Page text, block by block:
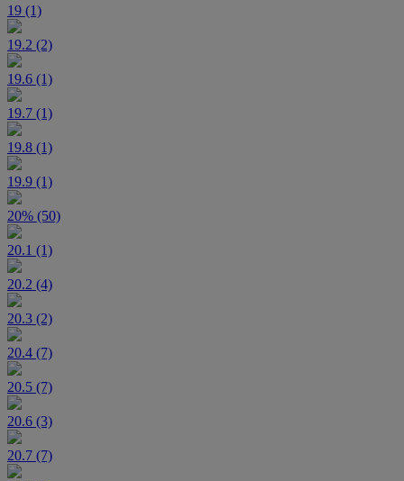
19 (1)
19.2 (2)
19.6 (1)
19.7 (1)
19.8 (1)
19.9 (1)
20% (50)
20.1 (1)
20.2 (4)
20.3 (2)
20.4 (7)
20.5 (7)
20.6 (3)
20.7 (7)